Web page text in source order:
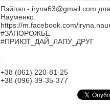
Пэйпэл - iryna63@gmail.com
Науменко.
https://m.facebook.com/
#ЗАПОРОЖЬЕ
#ПРИЮТ_ДАЙ_ЛАПУ_ДРУГ
:
+38 (061) 220-81-25
+38 (096) 39-35-377